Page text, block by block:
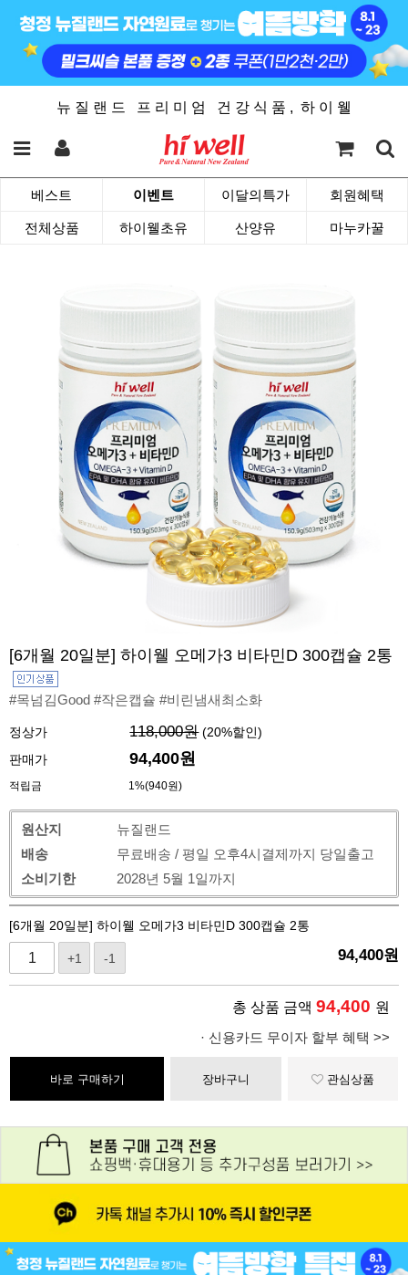
뉴 질 랜 드 프 리 미 엄 건 강 식 품 , 하 이 웰
베스트 이벤트 이달의특가 회원혜택
전체상품 하이웰초유 산양유 마누카꿀
[6개월 20일분] 하이웰 오메가3 비타민D 300캡슐 2통
#목넘김Good #작은캡슐 #비린냄새최소화
정상가 118,000원 (20%할인)
판매가
94,400원
적립금 1%(940원)
원산지
뉴질랜드
배송
무료배송 / 평일 오후4시결제까지 당일출고
소비기한
2028년 5월 1일까지
[6개월 20일분] 하이웰 오메가3 비타민D 300캡슐 2통
+1 -1 94,400원
총 상품 금액 94,400 원
· 신용카드 무이자 할부 혜택 >>
바로 구매하기 장바구니 관심상품